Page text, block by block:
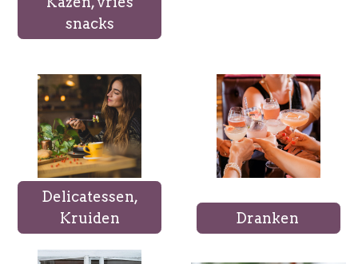
snacks
Delicatessen,
Kruiden
Dranken